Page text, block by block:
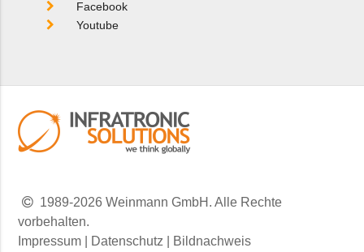
Facebook
Youtube
1989-2026 Weinmann GmbH. Alle Rechte
vorbehalten.
Impressum
Datenschutz Bildnachweis